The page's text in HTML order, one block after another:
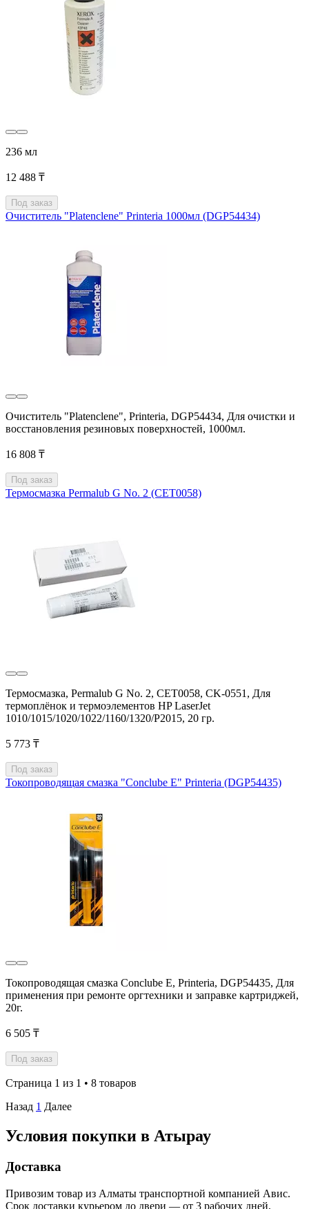
236 мл
12 488 ₸
Под заказ
Очиститель "Platenclene" Printeria 1000мл (DGP54434)
Очиститель "Platenclene", Printeria, DGP54434, Для очистки и
восстановления резиновых поверхностей, 1000мл.
16 808 ₸
Под заказ
Термосмазка Permalub G No. 2 (CET0058)
Термосмазка, Permalub G No. 2, CET0058, CK-0551, Для
термоплёнок и термоэлементов HP LaserJet
1010/1015/1020/1022/1160/1320/P2015, 20 гр.
5 773 ₸
Под заказ
Токопроводящая смазка "Conclube E" Printeria (DGP54435)
Токопроводящая смазка Conclube E, Printeria, DGP54435, Для
применения при ремонте оргтехники и заправке картриджей,
20г.
6 505 ₸
Под заказ
Страница 1 из 1 • 8 товаров
Назад 1 Далее
Условия покупки в Атырау
Доставка
Привозим товар из Алматы транспортной компанией Авис.
Срок доставки курьером до двери — от 3 рабочих дней,